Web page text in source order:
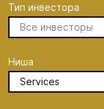
Тип инвестора
Все инвесторы
Ниша
Services